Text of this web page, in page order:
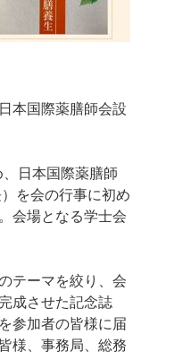
本国際薬膳師会設
日本国際薬膳師
を会の行事に初め
会場となる学士会
テーマを絞り、会
成させた記念誌
参加者の皆様に届
様、事務局、総務